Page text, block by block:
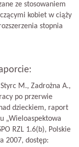
ze stosowaniem
kobiet w ciąży
stopnia
Styrc M., Zadrożna A.,
po przerwie
dzieckiem, raport
„Wieloaspektowa
RZL 1.6(b), Polskie
2007, dostęp: